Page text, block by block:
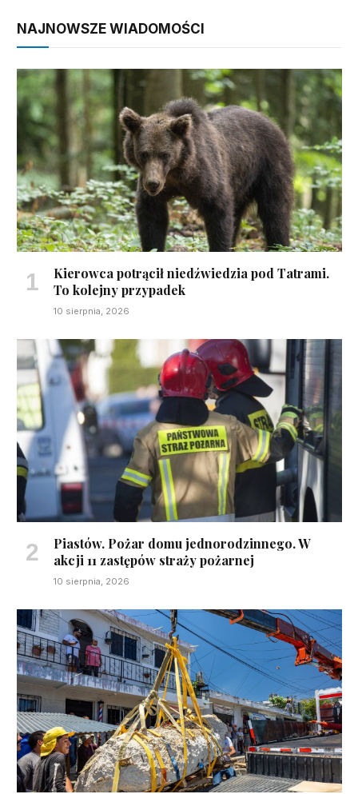
NAJNOWSZE WIADOMOŚCI
Kierowca potrącił niedźwiedzia pod Tatrami.
To kolejny przypadek
10 sierpnia, 2026
Piastów. Pożar domu jednorodzinnego. W
akcji 11 zastępów straży pożarnej
10 sierpnia, 2026